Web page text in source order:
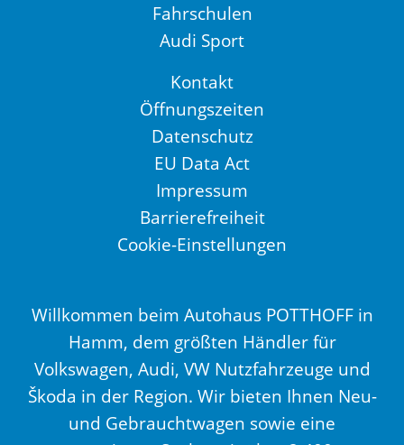
Fahrschulen
Audi Sport
Kontakt
Öffnungszeiten
Datenschutz
EU Data Act
Impressum
Barrierefreiheit
Cookie-Einstellungen
Willkommen beim Autohaus POTTHOFF in
Hamm, dem größten Händler für
Volkswagen, Audi, VW Nutzfahrzeuge und
Škoda in der Region. Wir bieten Ihnen Neu-
und Gebrauchtwagen sowie eine